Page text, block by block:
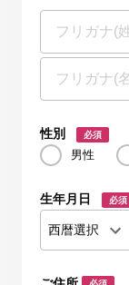
性別 必須
男性
生年月日 必須